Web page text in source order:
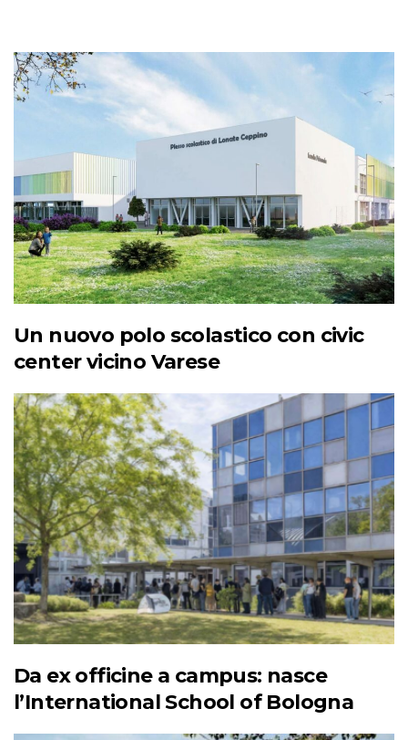
Un nuovo polo scolastico con civic
center vicino Varese
Da ex officine a campus: nasce
l’International School of Bologna